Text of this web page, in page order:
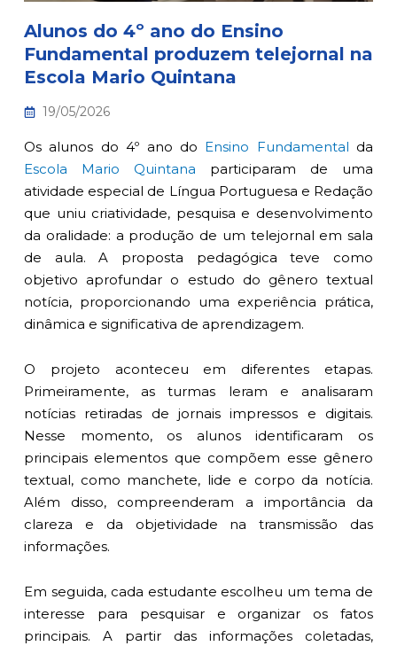
Alunos do 4º ano do Ensino
Fundamental produzem telejornal na
Escola Mario Quintana
19/05/2026
Os alunos do 4º ano do Ensino Fundamental da
Escola Mario Quintana participaram de uma
atividade especial de Língua Portuguesa e Redação
que uniu criatividade, pesquisa e desenvolvimento
da oralidade: a produção de um telejornal em sala
de aula. A proposta pedagógica teve como
objetivo aprofundar o estudo do gênero textual
notícia, proporcionando uma experiência prática,
dinâmica e significativa de aprendizagem.
O projeto aconteceu em diferentes etapas.
Primeiramente, as turmas leram e analisaram
notícias retiradas de jornais impressos e digitais.
Nesse momento, os alunos identificaram os
principais elementos que compõem esse gênero
textual, como manchete, lide e corpo da notícia.
Além disso, compreenderam a importância da
clareza e da objetividade na transmissão das
informações.
Em seguida, cada estudante escolheu um tema de
interesse para pesquisar e organizar os fatos
principais. A partir das informações coletadas,